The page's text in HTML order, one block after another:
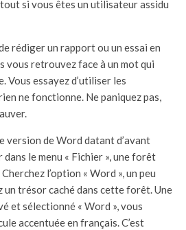
si vous êtes un utilisateur assidu
rédiger un rapport ou un essai en
vous retrouvez face à un mot qui
Vous essayez d’utiliser les
ne fonctionne. Ne paniquez pas,
version de Word datant d’avant
le menu « Fichier », une forêt
l’option « Word », un peu
un trésor caché dans cette forêt. Une
et sélectionné « Word », vous
accentuée en français. C’est